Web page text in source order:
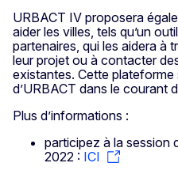
URBACT IV proposera
aider les villes, tels qu’un
partenaires, qui les aidera à
leur projet ou à contacter
existantes. Cette
d’URBACT dans le courant
Plus d’informations :
participez à la session
2022 : ICI